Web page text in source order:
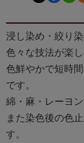
浸し染め・絞り
色々な技法が楽し
色鮮やかで短時
です。
綿・麻・レーヨ
また染色後の色
す。